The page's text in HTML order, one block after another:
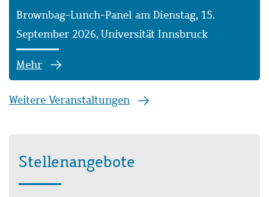
Weitere Veranstaltungen
Brownbag-Lunch-Panel am Dienstag, 15.
September 2026, Universität Innsbruck
Mehr
Stellenangebote